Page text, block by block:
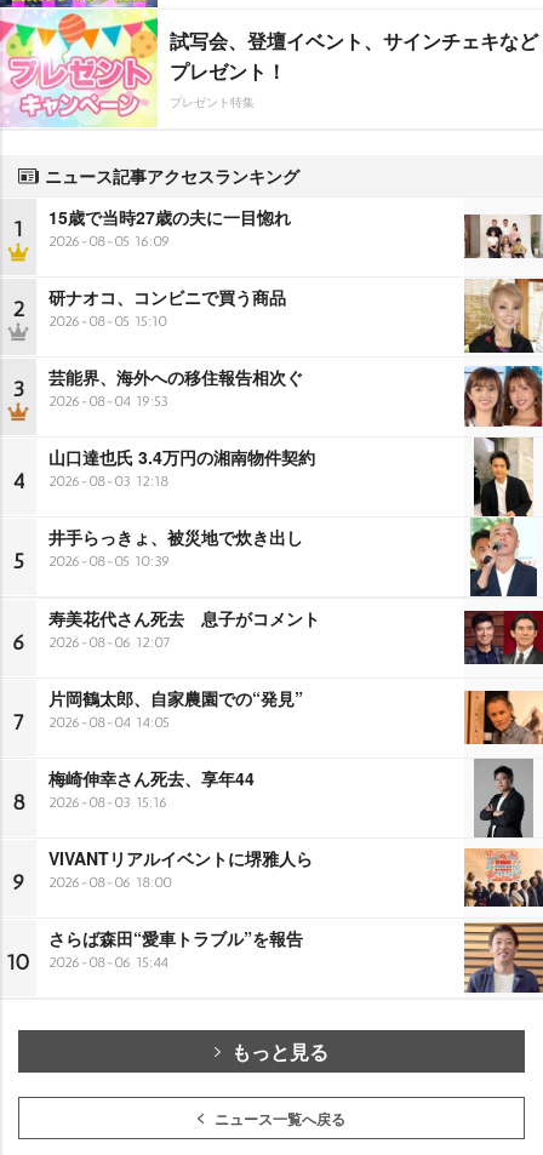
試写会、登壇イベント、サインチェキなど
プレゼント！
プレゼント特集
ニュース記事アクセスランキング
1 15歳で当時27歳の夫に一目惚れ
2026-08-05 16:09
2 研ナオコ、コンビニで買う商品
2026-08-05 15:10
3 芸能界、海外への移住報告相次ぐ
2026-08-04 19:53
4
山口達也氏 3.4万円の湘南物件契約
2026-08-03 12:18
5
井手らっきょ、被災地で炊き出し
2026-08-05 10:39
6
寿美花代さん死去 息子がコメント
2026-08-06 12:07
7
片岡鶴太郎、自家農園での“発見”
2026-08-04 14:05
8
梅崎伸幸さん死去、享年44
2026-08-03 15:16
9
VIVANTリアルイベントに堺雅人ら
2026-08-06 18:00
10
さらば森田“愛車トラブル”を報告
2026-08-06 15:44
もっと見る
ニュース一覧へ戻る